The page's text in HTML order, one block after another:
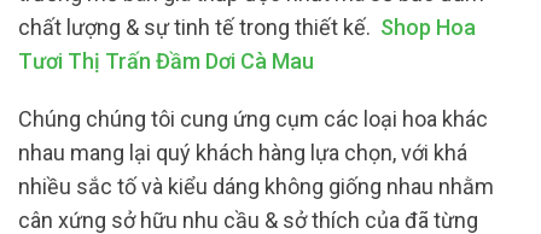
chất lượng & sự tinh tế trong thiết kế. Shop Hoa
Tươi Thị Trấn Đầm Dơi Cà Mau
Chúng chúng tôi cung ứng cụm các loại hoa khác
nhau mang lại quý khách hàng lựa chọn, với khá
nhiều sắc tố và kiểu dáng không giống nhau nhằm
cân xứng sở hữu nhu cầu & sở thích của đã từng